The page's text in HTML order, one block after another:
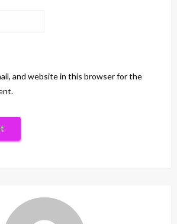
and website in this browser for the